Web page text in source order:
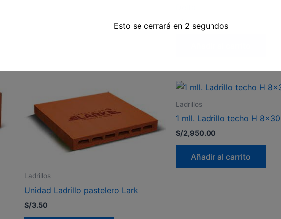
3,000.00
Ladrillos
Unidad Ladrillo pastelero Lark
S/3.50
Ladrillos
1 mll. Ladrillo techo H
S/2,950.00
Añadir al carrito
Esto se cerrará en 2 segundos